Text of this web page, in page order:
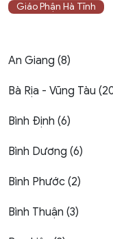
Giáo Phận Hà Tĩnh
An Giang (8)
Bà Rịa - Vũng Tàu
Bình Định (6)
Bình Dương (6)
Bình Phước (2)
Bình Thuận (3)